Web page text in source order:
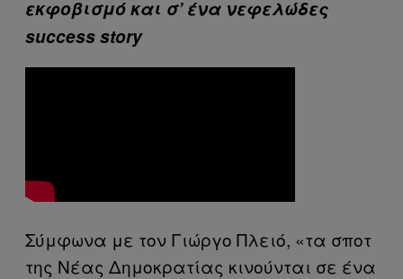
εκφοβισμό και σ’ ένα νεφελώδες
success story
Σύμφωνα με τον Γιώργο Πλειό, «τα σποτ
της Νέας Δημοκρατίας κινούνται σε ένα